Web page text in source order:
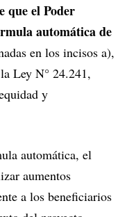
que el Poder
automática de
en los incisos a),
Ley N° 24.241,
y
automática, el
aumentos
a los beneficiarios